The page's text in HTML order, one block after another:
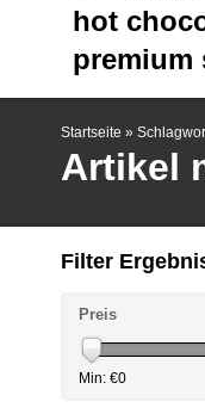
hot
premium
Startseite »
Artikel
Filter
Preis
Min: €0